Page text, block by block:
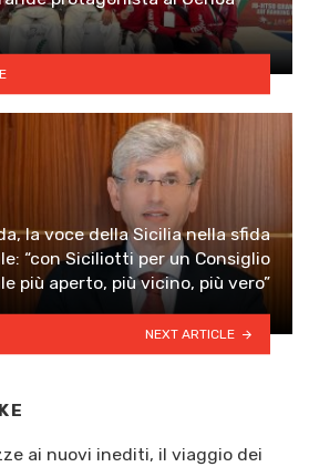
la voce della Sicilia nella sfida
“con Siciliotti per un Consiglio
più aperto, più vicino, più vero”
NEXT ARTICLE
ai nuovi inediti, il viaggio dei